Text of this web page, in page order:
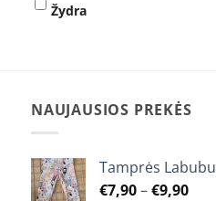
Žydra
NAUJAUSIOS PREKĖS
Tamprės Labubu
€7,90–€9,90Price